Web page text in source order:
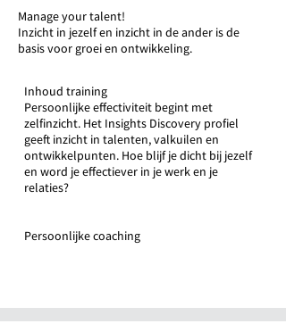
Manage your talent!
Inzicht in jezelf en inzicht in de ander is de
basis voor groei en ontwikkeling.
Inhoud training
Persoonlijke effectiviteit begint met
zelfinzicht. Het Insights Discovery profiel
geeft inzicht in talenten, valkuilen en
ontwikkelpunten. Hoe blijf je dicht bij jezelf
en word je effectiever in je werk en je
relaties?
Persoonlijke coaching